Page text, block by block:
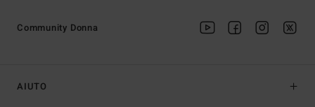
AIUTO
Community Donna